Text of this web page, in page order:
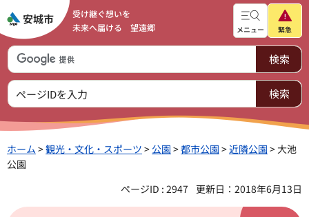
受け継ぐ想いを
未来へ届ける 望遠郷
メニュー 緊急
ホーム >観光・文化・スポーツ > 公園 >都市公園 >近隣公園 > 大池
公園
ページID : 2947
更新日：2018年6月13日